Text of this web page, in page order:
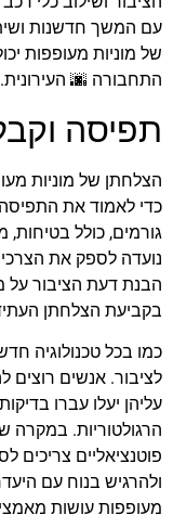
עם המשך חדשנות
של מוניות מעופפות
התחבורה 🌆 העירונית.
תפיסה
הצלחתן של מוניות
כדי לאמוד את התפיסה
גורמים, כולל
נועדה לספק את
הבנת דעת הציבור על
בקביעת הצלחתן
כמו בכל טכנולוגיה
לציבור. אנשים רוצים
עליהן יעלו עברו
הרגולטוריות. במקרה
פוטנציאליים צריכים
ולהרגיש בנוח עם
מעופפות עושות